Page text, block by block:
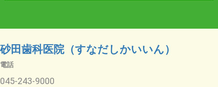
砂田歯科医院（すなだしかいいん）
電話
045-243-9000